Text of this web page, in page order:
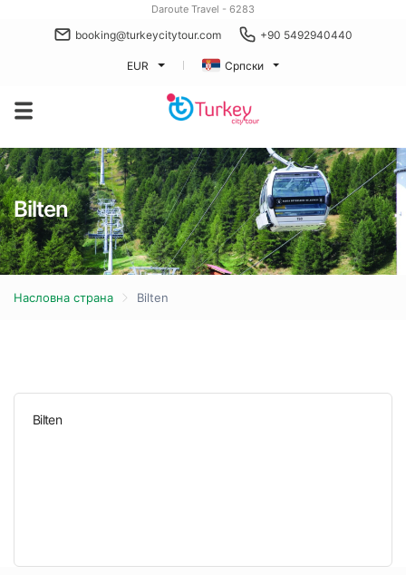
Daroute Travel - 6283
booking@turkeycitytour.com +90 5492940440
EUR Српски
Bilten
Насловна страна Bilten
Bilten